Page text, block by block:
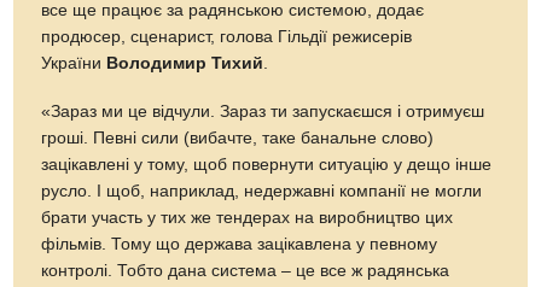
все ще працює за радянською системою, додає
продюсер, сценарист, голова Гільдії режисерів
України Володимир Тихий.
«Зараз ми це відчули. Зараз ти запускаєшся і отримуєш
гроші. Певні сили (вибачте, таке банальне слово)
зацікавлені у тому, щоб повернути ситуацію у дещо інше
русло. І щоб, наприклад, недержавні компанії не могли
брати участь у тих же тендерах на виробництво цих
фільмів. Тому що держава зацікавлена у певному
контролі. Тобто дана система – це все ж радянська